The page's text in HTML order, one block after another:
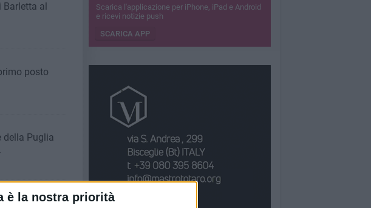
è la nostra priorità
Barletta al
posto
della Puglia
in
Scarica l'applicazione per iPhone, iPad e Android
e ricevi notizie push
SCARICA APP